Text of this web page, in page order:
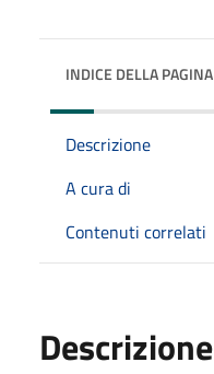
INDICE DELLA PAGINA
Descrizione
A cura di
Contenuti correlati
Descrizione